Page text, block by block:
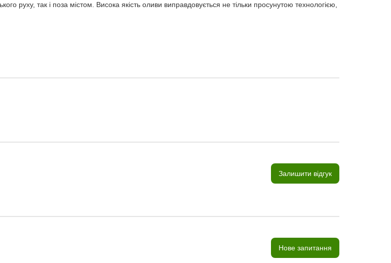
руху, так і поза містом. Висока якість оливи виправдовується не тільки просунутою технологією,
Залишити відгук
Нове запитання